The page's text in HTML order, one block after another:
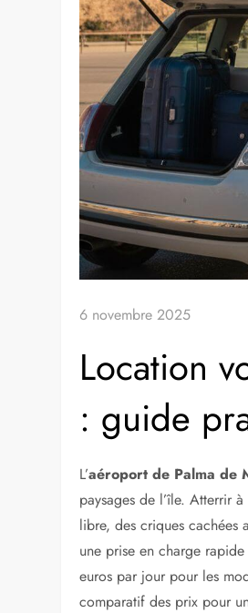
6 novembre 2025
Location
: guide
L’aéroport de Palma de
paysages de l’île. Atterrir
libre, des criques cachées
une prise en charge
euros par jour pour les
comparatif des prix pour